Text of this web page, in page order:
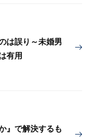
は誤り～未婚男
有用
』で解決するも